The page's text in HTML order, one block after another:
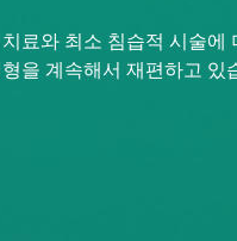
료와 최소 침습적 시술에
을 계속해서 재편하고 있